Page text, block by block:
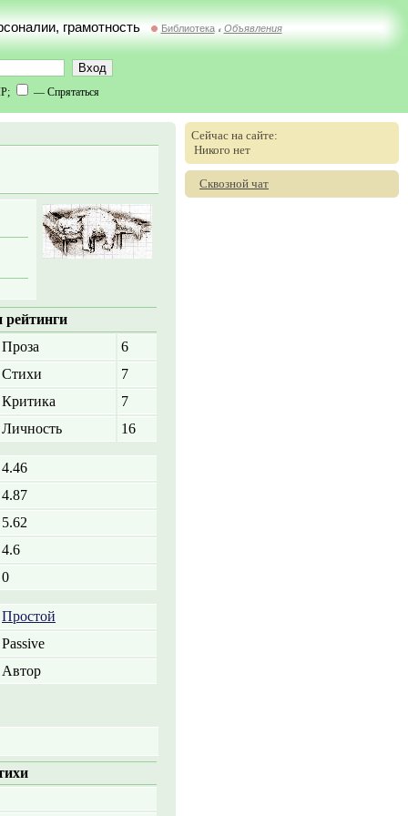
грамотность Библиотека // Объявления
— Спрятаться
Проза
6
Стихи
7
Критика
7
Личность
16
4.46
4.87
5.62
4.6
0
Простой
Passive
Автор
Сейчас на сайте:
Никого нет
Сквозной чат